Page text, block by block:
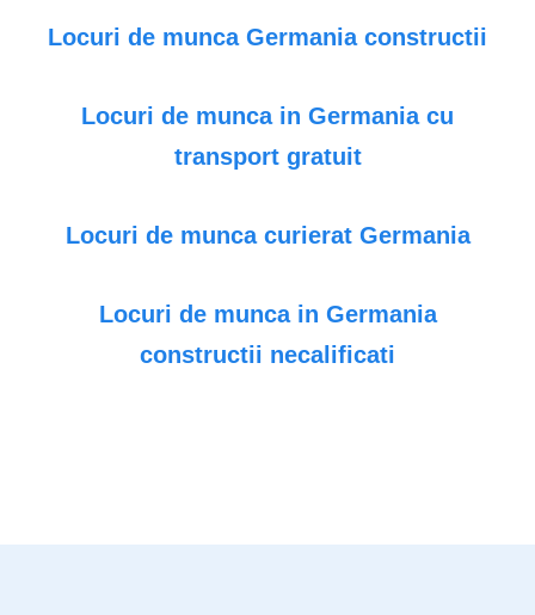
Locuri de munca Germania constructii
Locuri de munca in Germania cu
transport gratuit
Locuri de munca curierat Germania
Locuri de munca in Germania
constructii necalificati